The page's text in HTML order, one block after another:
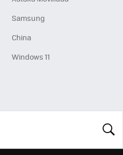
Samsung
China
Windows 11